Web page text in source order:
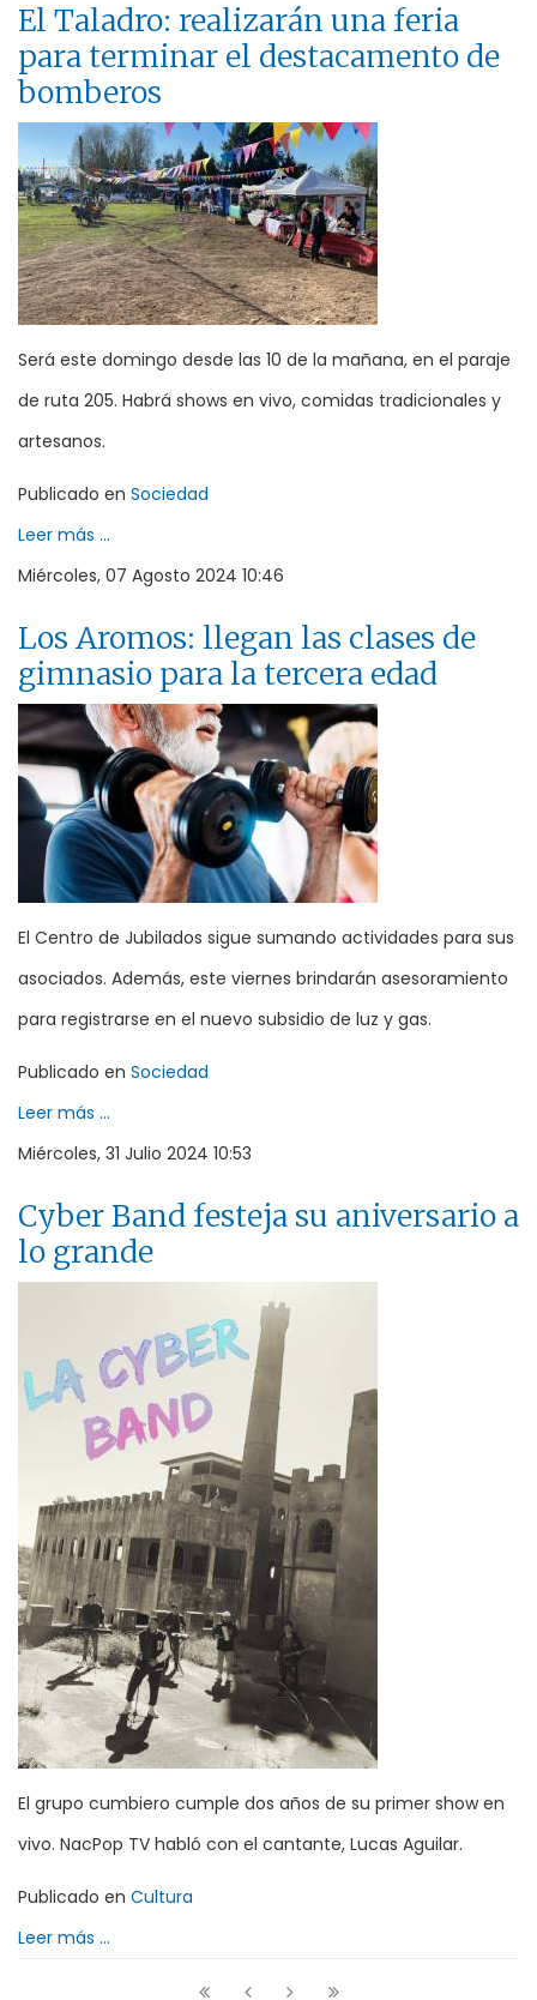
El Taladro: realizarán una feria
para terminar el destacamento de
bomberos
Será este domingo desde las 10 de la mañana, en el paraje
de ruta 205. Habrá shows en vivo, comidas tradicionales y
artesanos.
Publicado en Sociedad
Leer más ...
Miércoles, 07 Agosto 2024 10:46
Los Aromos: llegan las clases de
gimnasio para la tercera edad
El Centro de Jubilados sigue sumando actividades para sus
asociados. Además, este viernes brindarán asesoramiento
para registrarse en el nuevo subsidio de luz y gas.
Publicado en Sociedad
Leer más ...
Miércoles, 31 Julio 2024 10:53
Cyber Band festeja su aniversario a
lo grande
El grupo cumbiero cumple dos años de su primer show en
vivo. NacPop TV habló con el cantante, Lucas Aguilar.
Publicado en Cultura
Leer más ...